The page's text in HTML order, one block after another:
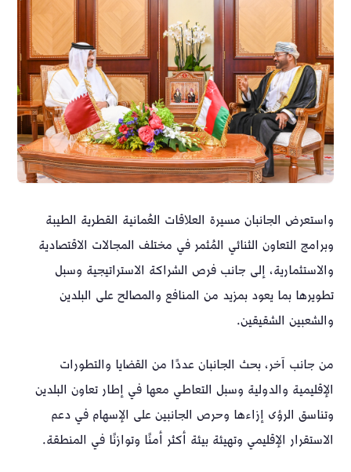
واستعرض الجانبان مسيرة العلاقات العُمانية القطرية الطيبة
وبرامج التعاون الثنائي المُثمر في مختلف المجالات الاقتصادية
والاستثمارية، إلى جانب فرص الشراكة الاستراتيجية وسبل
تطويرها بما يعود بمزيد من المنافع والمصالح على البلدين
والشعبين الشقيقين.
من جانب آخر، بحث الجانبان عددًا من القضايا والتطورات
الإقليمية والدولية وسبل التعاطي معها في إطار تعاون البلدين
وتناسق الرؤى إزاءها وحرص الجانبين على الإسهام في دعم
الاستقرار الإقليمي وتهيئة بيئة أكثر أمنًا وتوازنًا في المنطقة.